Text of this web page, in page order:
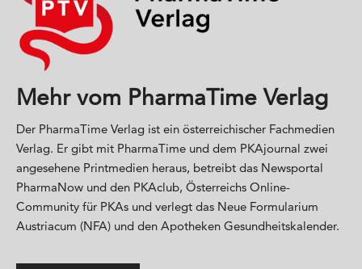
Mehr vom PharmaTime Verlag
Der PharmaTime Verlag ist ein österreichischer Fachmedien
Verlag. Er gibt mit PharmaTime und dem PKAjournal zwei
angesehene Printmedien heraus, betreibt das Newsportal
PharmaNow und den PKAclub, Österreichs Online-
Community für PKAs und verlegt das Neue Formularium
Austriacum (NFA) und den Apotheken Gesundheitskalender.